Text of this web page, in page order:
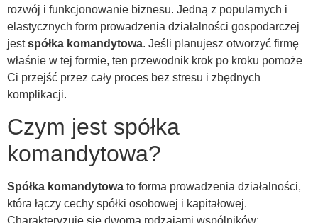
rozwój i funkcjonowanie biznesu. Jedną z popularnych i
elastycznych form prowadzenia działalności gospodarczej
jestspółka komandytowa. Jeśli planujesz otworzyć firmę
właśnie w tej formie, ten przewodnik krok po kroku pomoże
Ci przejść przez cały proces bez stresu i zbędnych
komplikacji.
Czym jest spółka
komandytowa?
Spółka komandytowa to forma prowadzenia działalności,
która łączy cechy spółki osobowej i kapitałowej.